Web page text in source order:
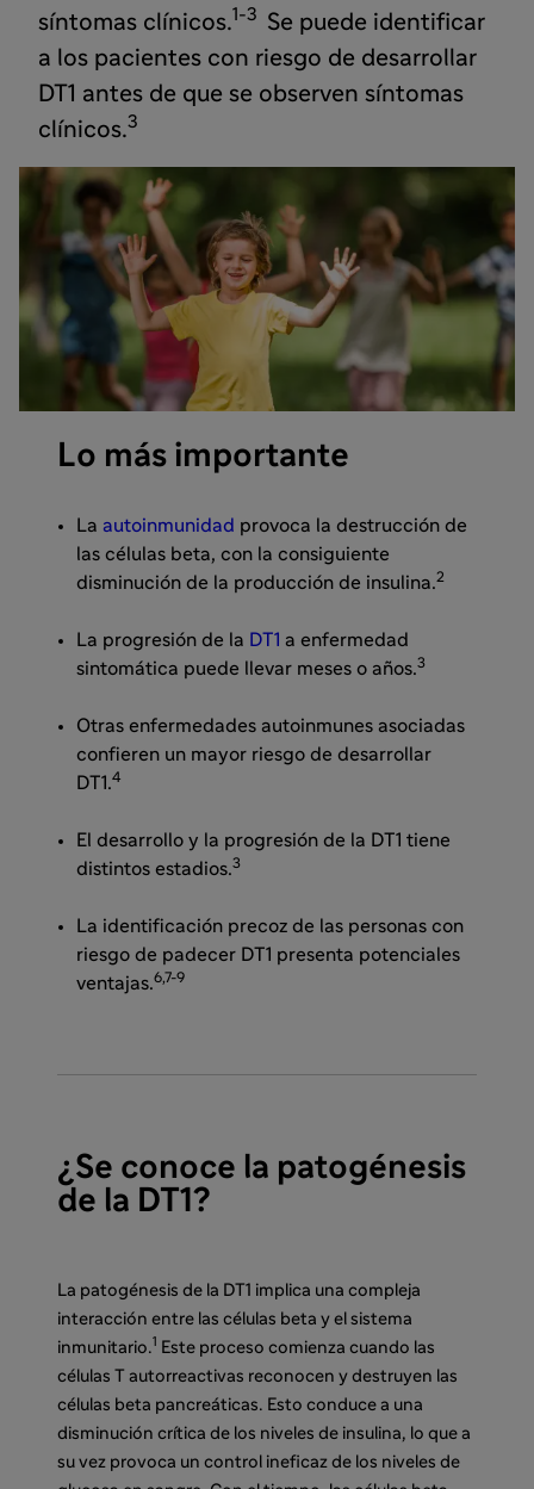
síntomas clínicos.1-3
Se puede identificar
a los pacientes con riesgo de desarrollar
DT1 antes de que se observen síntomas
clínicos.3
Lo más importante
La autoinmunidad provoca la destrucción de
las células beta, con la consiguiente
disminución de la producción de insulina.2
La progresión de la DT1 a enfermedad
sintomática puede llevar meses o años.3
Otras enfermedades autoinmunes asociadas
confieren un mayor riesgo de desarrollar
DT1.4
El desarrollo y la progresión de la DT1 tiene
distintos estadios.3
La identificación precoz de las personas con
riesgo de padecer DT1 presenta potenciales
ventajas.6,7-9
¿Se conoce la patogénesis
de la DT1?
La patogénesis de la DT1 implica una compleja
interacción entre las células beta y el sistema
inmunitario.1
Este proceso comienza cuando las
células T autorreactivas reconocen y destruyen las
células beta pancreáticas. Esto conduce a una
disminución crítica de los niveles de insulina, lo que a
su vez provoca un control ineficaz de los niveles de